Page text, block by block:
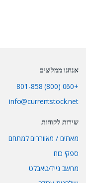
אנחנו ממליצים
+060 (800) 801-858
info@currentstock.net
שירות לקוחות
מארזים / מאווררים למתחם
ספקי כוח
מחשב נייד/טאבלט